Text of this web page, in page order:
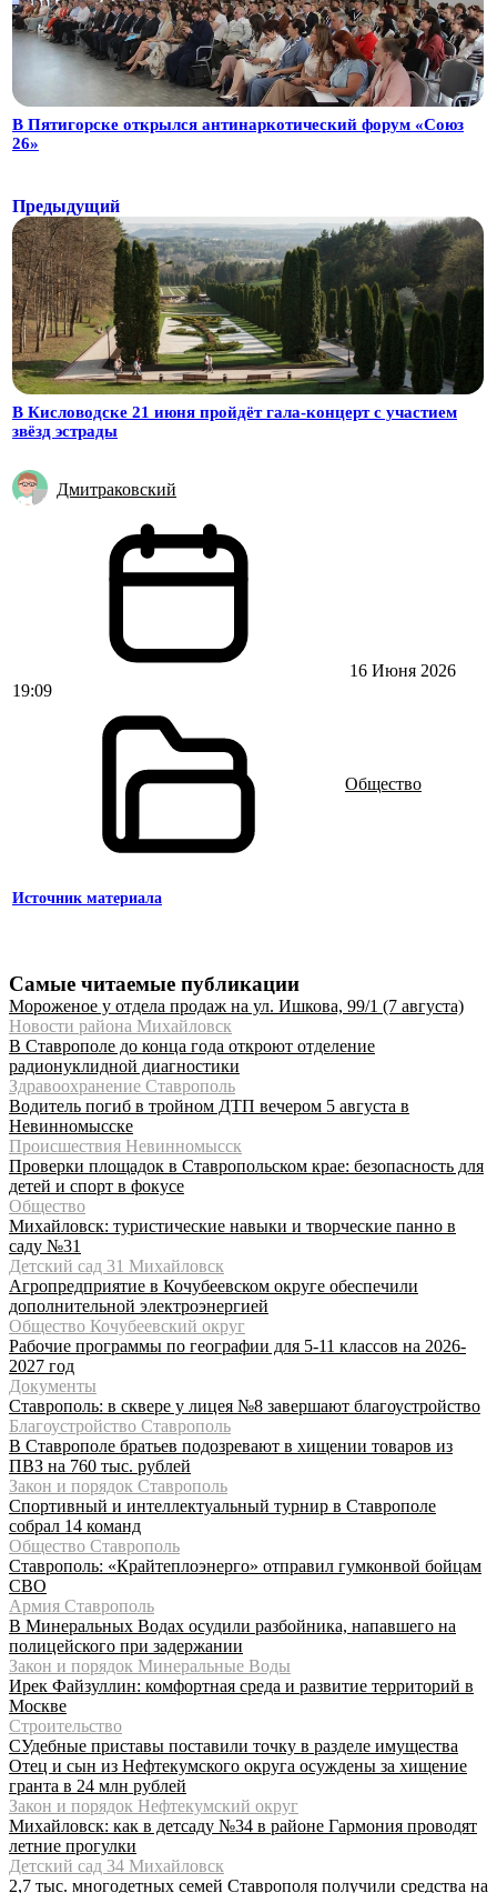
В Пятигорске открылся антинаркотический форум «Союз
26»
Предыдущий
В Кисловодске 21 июня пройдёт гала-концерт с участием
звёзд эстрады
Дмитраковский
16 Июня 2026
19:09
Общество
Источник материала
Самые читаемые публикации
Мороженое у отдела продаж на ул. Ишкова, 99/1 (7 августа)
Новости района Михайловск
В Ставрополе до конца года откроют отделение
радионуклидной диагностики
Здравоохранение Ставрополь
Водитель погиб в тройном ДТП вечером 5 августа в
Невинномысске
Происшествия Невинномысск
Проверки площадок в Ставропольском крае: безопасность для
детей и спорт в фокусе
Общество
Михайловск: туристические навыки и творческие панно в
саду №31
Детский сад 31 Михайловск
Агропредприятие в Кочубеевском округе обеспечили
дополнительной электроэнергией
Общество Кочубеевский округ
Рабочие программы по географии для 5-11 классов на 2026-
2027 год
Документы
Ставрополь: в сквере у лицея №8 завершают благоустройство
Благоустройство Ставрополь
В Ставрополе братьев подозревают в хищении товаров из
ПВЗ на 760 тыс. рублей
Закон и порядок Ставрополь
Спортивный и интеллектуальный турнир в Ставрополе
собрал 14 команд
Общество Ставрополь
Ставрополь: «Крайтеплоэнерго» отправил гумконвой бойцам
СВО
Армия Ставрополь
В Минеральных Водах осудили разбойника, напавшего на
полицейского при задержании
Закон и порядок Минеральные Воды
Ирек Файзуллин: комфортная среда и развитие территорий в
Москве
Строительство
СУдебные приставы поставили точку в разделе имущества
Отец и сын из Нефтекумского округа осуждены за хищение
гранта в 24 млн рублей
Закон и порядок Нефтекумский округ
Михайловск: как в детсаду №34 в районе Гармония проводят
летние прогулки
Детский сад 34 Михайловск
2,7 тыс. многодетных семей Ставрополя получили средства на